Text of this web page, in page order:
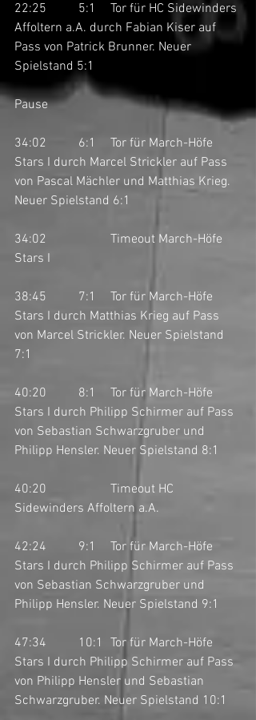
22:25	5:1	Tor für HC Sidewinders
Affoltern a.A. durch Fabian Kiser auf
Pass von Patrick Brunner. Neuer
Spielstand 5:1
Pause
34:02	6:1	Tor für March-Höfe
Stars I durch Marcel Strickler auf Pass
von Pascal Mächler und Matthias Krieg.
Neuer Spielstand 6:1
34:02		Timeout March-Höfe
Stars I
38:45	7:1	Tor für March-Höfe
Stars I durch Matthias Krieg auf Pass
von Marcel Strickler. Neuer Spielstand
7:1
40:20	8:1	Tor für March-Höfe
Stars I durch Philipp Schirmer auf Pass
von Sebastian Schwarzgruber und
Philipp Hensler. Neuer Spielstand 8:1
40:20		Timeout HC
Sidewinders Affoltern a.A.
42:24	9:1	Tor für March-Höfe
Stars I durch Philipp Schirmer auf Pass
von Sebastian Schwarzgruber und
Philipp Hensler. Neuer Spielstand 9:1
47:34	10:1	Tor für March-Höfe
Stars I durch Philipp Schirmer auf Pass
von Philipp Hensler und Sebastian
Schwarzgruber. Neuer Spielstand 10:1